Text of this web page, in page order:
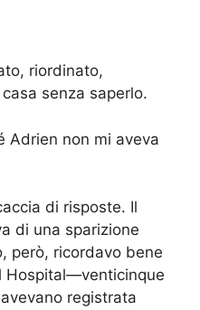
riordinato,
senza saperlo.
Adrien non mi aveva
di risposte. Il
di una sparizione
però, ricordavo bene
Hospital—venticinque
registrata